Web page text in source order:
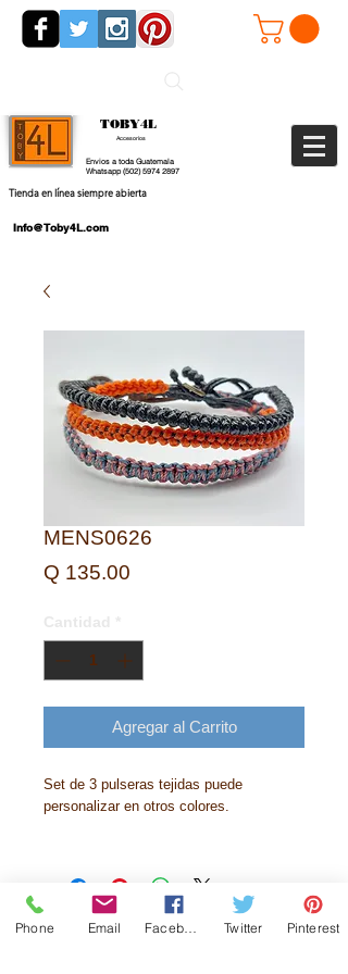
Envios a toda Guatemala
Whatsapp(502) 5974 2897
TOBY4L
Accesorios
Tienda en línea siempre abierta
Info@Toby4L.com
MENS0626
Q 135.00
Agregar al Carrito
Set de 3 pulseras tejidas puede
personalizar en otros colores.
Historia
Phone Email Twitter Pinterest